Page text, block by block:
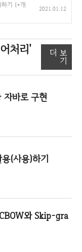
기 (+개
2021.01.12
처리'
더 보
기
바로 구현
(사용)하기
와 Skip-gra